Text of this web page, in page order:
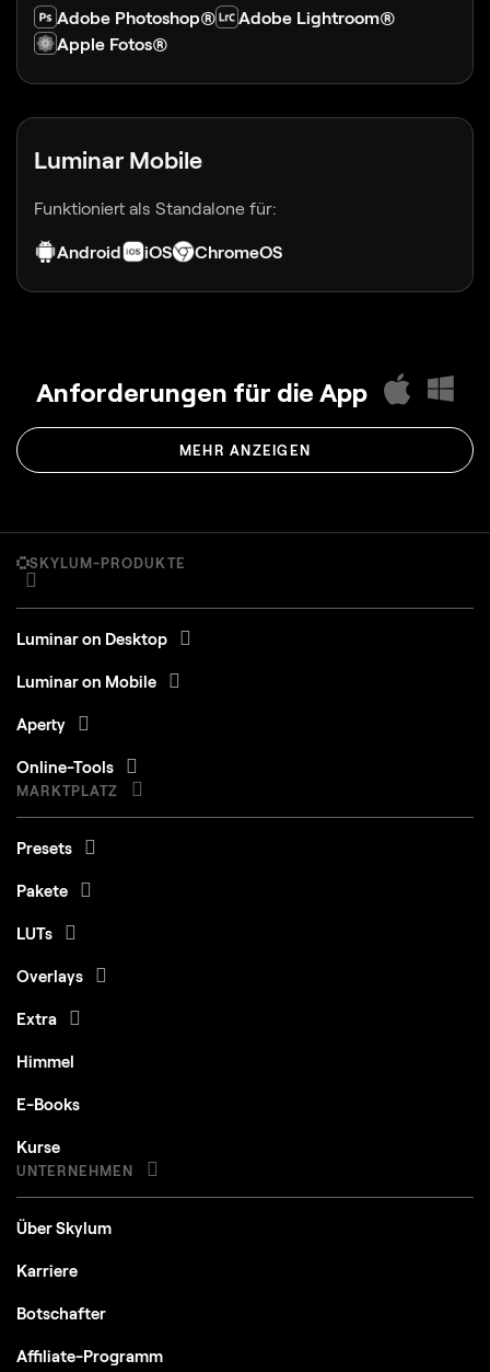
Adobe Photoshop®
Adobe Lightroom®
Apple Fotos®
Luminar Mobile
Funktioniert als Standalone für:
Android iOS ChromeOS
Anforderungen für die App
MEHR ANZEIGEN
SKYLUM-PRODUKTE
Luminar on Desktop
Luminar on Mobile
Aperty
Online-Tools
MARKTPLATZ
Presets
Pakete
LUTs
Overlays
Extra
Himmel
E-Books
Kurse
UNTERNEHMEN
Über Skylum
Karriere
Botschafter
Affiliate-Programm